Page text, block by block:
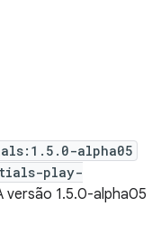
alpha05
play-
versão 1.5.0-alpha05